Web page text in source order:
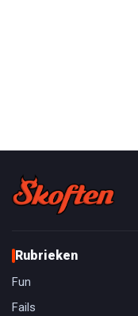
Rubrieken
Fun
Fails